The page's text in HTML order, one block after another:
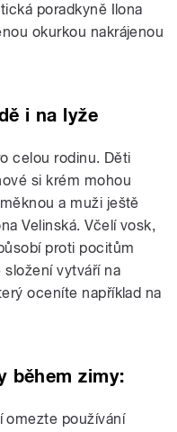
poradkyně Ilona
okurkou nakrájenou
i na lyže
celou rodinu. Děti
si krém mohou
a muži ještě
Velinská. Včelí vosk,
proti pocitům
vytváří na
oceníte například na
během zimy:
omezte používání